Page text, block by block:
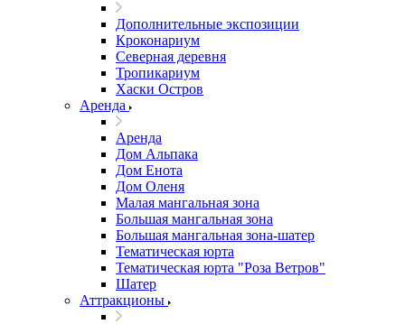
Дополнительные экспозиции
Кроконариум
Северная деревня
Тропикариум
Хаски Остров
Аренда
Аренда
Дом Альпака
Дом Енота
Дом Оленя
Малая мангальная зона
Большая мангальная зона
Большая мангальная зона-шатер
Тематическая юрта
Тематическая юрта "Роза Ветров"
Шатер
Аттракционы